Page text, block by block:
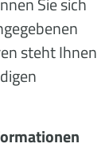
steht Ihnen